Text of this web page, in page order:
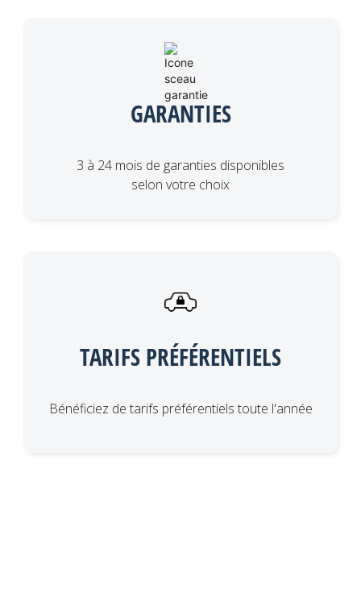
GARANTIES
3 à 24 mois de garanties disponibles
selon votre choix
TARIFS PRÉFÉRENTIELS
Bénéficiez de tarifs préférentiels toute l'année